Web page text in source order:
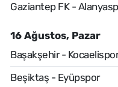
Gaziantep FK -
16 Ağustos, Pazar
Başakşehir - Kocaelispor
Beşiktaş - Eyüpspor